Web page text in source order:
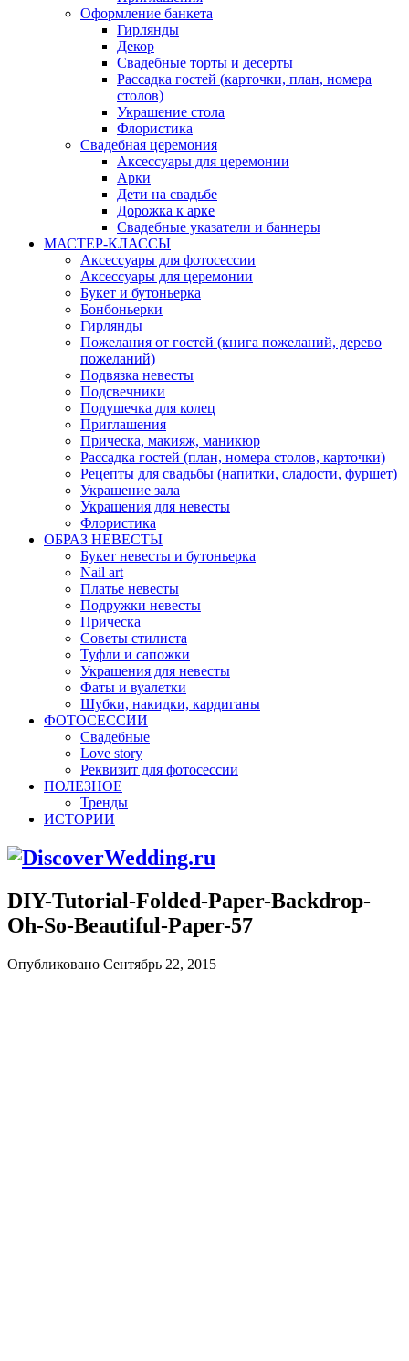
Оформление банкета
Гирлянды
Декор
Свадебные торты и десерты
Рассадка гостей (карточки, план, номера
столов)
Украшение стола
Флористика
Свадебная церемония
Аксессуары для церемонии
Арки
Дети на свадьбе
Дорожка к арке
Свадебные указатели и баннеры
МАСТЕР-КЛАССЫ
Аксессуары для фотосессии
Аксессуары для церемонии
Букет и бутоньерка
Бонбоньерки
Гирлянды
Пожелания от гостей (книга пожеланий, дерево
пожеланий)
Подвязка невесты
Подсвечники
Подушечка для колец
Приглашения
Прическа, макияж, маникюр
Рассадка гостей (план, номера столов, карточки)
Рецепты для свадьбы (напитки, сладости, фуршет)
Украшение зала
Украшения для невесты
Флористика
ОБРАЗ НЕВЕСТЫ
Букет невесты и бутоньерка
Nail art
Платье невесты
Подружки невесты
Прическа
Советы стилиста
Туфли и сапожки
Украшения для невесты
Фаты и вуалетки
Шубки, накидки, кардиганы
ФОТОСЕССИИ
Свадебные
Love story
Реквизит для фотосессии
ПОЛЕЗНОЕ
Тренды
ИСТОРИИ
DIY-Tutorial-Folded-Paper-Backdrop-
Oh-So-Beautiful-Paper-57
Опубликовано Сентябрь 22, 2015